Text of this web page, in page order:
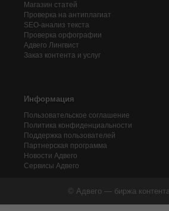
Магазин статей
Проверка на антиплагиат
SEO-анализ текста
Проверка орфографии
Адвего Лингвист
Заказ контента и услуг
Информация
Пользовательское соглашение
Политика конфиденциальности
Поддержка пользователей
Партнерская программа
Новости Адвего
Сервисы Адвего
© Адвего — биржа